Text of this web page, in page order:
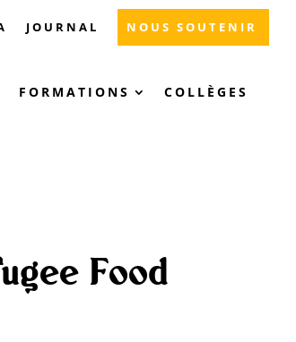
JOURNAL NOUS SOUTENIR
FORMATIONS COLLÈGES
Food